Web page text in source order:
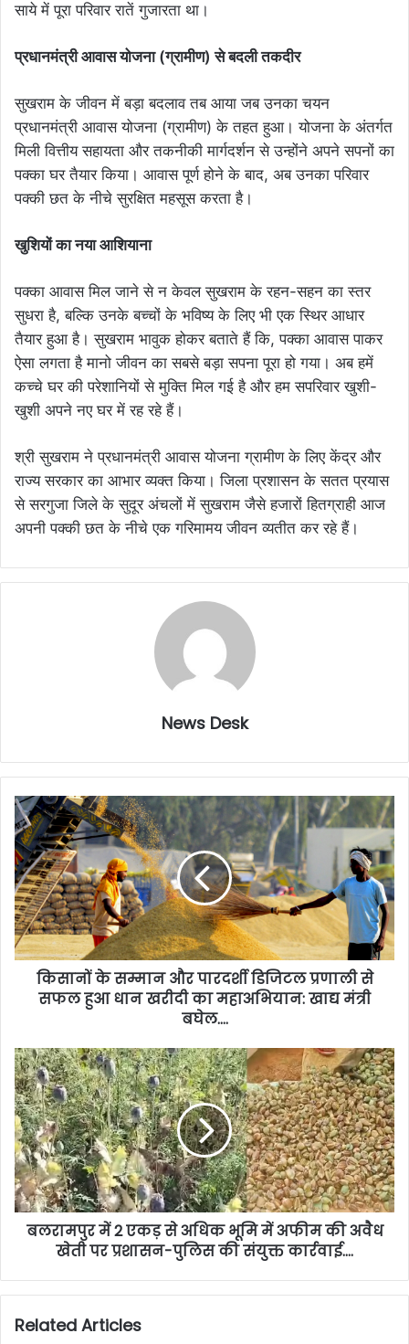
साये में पूरा परिवार रातें गुजारता था।
प्रधानमंत्री आवास योजना (ग्रामीण) से बदली तकदीर
सुखराम के जीवन में बड़ा बदलाव तब आया जब उनका चयन
प्रधानमंत्री आवास योजना (ग्रामीण) के तहत हुआ। योजना के अंतर्गत
मिली वित्तीय सहायता और तकनीकी मार्गदर्शन से उन्होंने अपने सपनों का
पक्का घर तैयार किया। आवास पूर्ण होने के बाद, अब उनका परिवार
पक्की छत के नीचे सुरक्षित महसूस करता है।
खुशियों का नया आशियाना
पक्का आवास मिल जाने से न केवल सुखराम के रहन-सहन का स्तर
सुधरा है, बल्कि उनके बच्चों के भविष्य के लिए भी एक स्थिर आधार
तैयार हुआ है। सुखराम भावुक होकर बताते हैं कि, पक्का आवास पाकर
ऐसा लगता है मानो जीवन का सबसे बड़ा सपना पूरा हो गया। अब हमें
कच्चे घर की परेशानियों से मुक्ति मिल गई है और हम सपरिवार खुशी-
खुशी अपने नए घर में रह रहे हैं।
श्री सुखराम ने प्रधानमंत्री आवास योजना ग्रामीण के लिए केंद्र और
राज्य सरकार का आभार व्यक्त किया। जिला प्रशासन के सतत प्रयास
से सरगुजा जिले के सुदूर अंचलों में सुखराम जैसे हजारों हितग्राही आज
अपनी पक्की छत के नीचे एक गरिमामय जीवन व्यतीत कर रहे हैं।
News Desk
किसानों के सम्मान और पारदर्शी डिजिटल प्रणाली से
सफल हुआ धान खरीदी का महाअभियान: खाद्य मंत्री
बघेल….
बलरामपुर में 2 एकड़ से अधिक भूमि में अफीम की अवैध
खेती पर प्रशासन-पुलिस की संयुक्त कार्रवाई….
Related Articles